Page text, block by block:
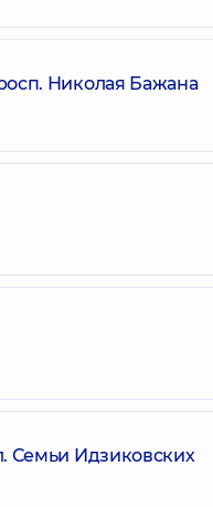
Николая Бажана
Семьи Идзиковских